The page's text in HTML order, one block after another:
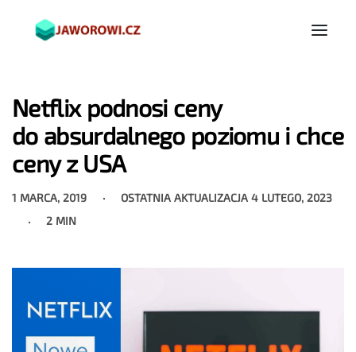
Netflix podnosi ceny
do absurdalnego poziomu i chce
ceny z USA
1 MARCA, 2019 OSTATNIA AKTUALIZACJA4 LUTEGO, 2023
2 MIN